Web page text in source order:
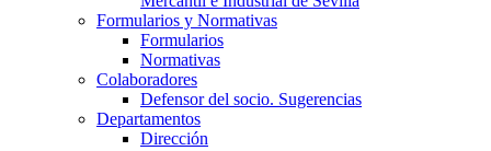
Formularios y Normativas
Formularios
Normativas
Colaboradores
Defensor del socio. Sugerencias
Departamentos
Dirección